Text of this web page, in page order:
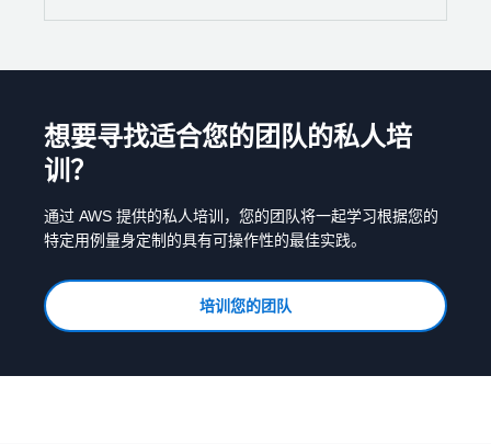
想要寻找适合您的团队的私人培
训？
通过 AWS 提供的私人培训，您的团队将一起学习根据您的
特定用例量身定制的具有可操作性的最佳实践。
培训您的团队